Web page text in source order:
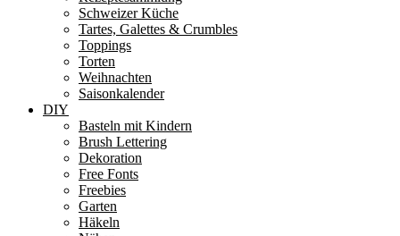
Schweizer Küche
Tartes, Galettes & Crumbles
Toppings
Torten
Weihnachten
Saisonkalender
DIY
Basteln mit Kindern
Brush Lettering
Dekoration
Free Fonts
Freebies
Garten
Häkeln